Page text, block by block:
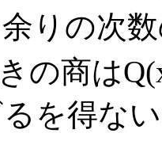
りの次
の商は
を得な